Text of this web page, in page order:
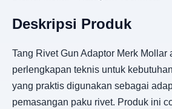
Deskripsi Produk
Tang Rivet Gun Adaptor Merk Mollar
perlengkapan teknis untuk
yang praktis digunakan sebagai
pemasangan paku rivet. Produk ini